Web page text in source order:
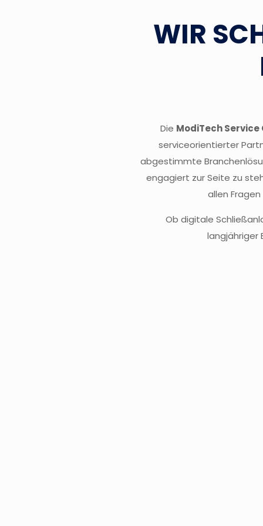
WIR
Die ModiTech Service
serviceorientierter
abgestimmte
engagiert zur Seite zu
allen
Ob digitale
langjähriger